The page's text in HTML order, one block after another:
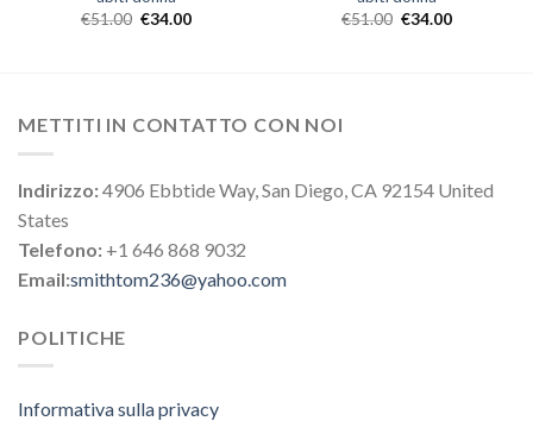
€51.00 €34.00
€51.00 €34.00
METTITI IN CONTATTO CON NOI
Indirizzo:4906 Ebbtide Way, San Diego, CA 92154 United
States
Telefono: +1 646 868 9032
Email:smithtom236@yahoo.com
POLITICHE
Informativa sulla privacy